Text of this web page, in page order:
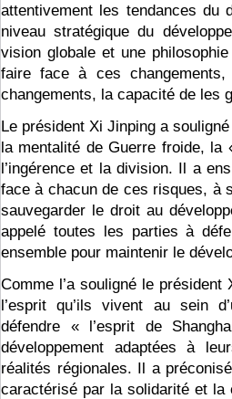
attentivement les tendances du
niveau stratégique du
vision globale et une
faire face à ces
changements, la capacité de les
Le président Xi Jinping a
la mentalité de Guerre froide,
l’ingérence et la division. Il a
face à chacun de ces risques, à
sauvegarder le droit au
appelé toutes les parties à
ensemble pour maintenir le
Comme l’a souligné le
l’esprit qu’ils vivent au sein
défendre « l’esprit de
développement adaptées à
réalités régionales. Il a
caractérisé par la solidarité et